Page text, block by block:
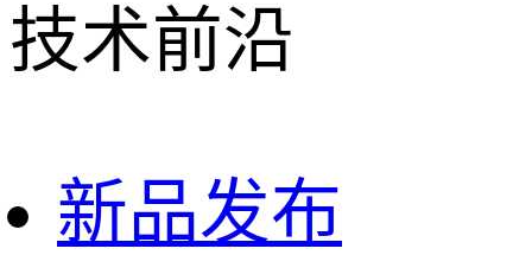
技术前沿
新品发布